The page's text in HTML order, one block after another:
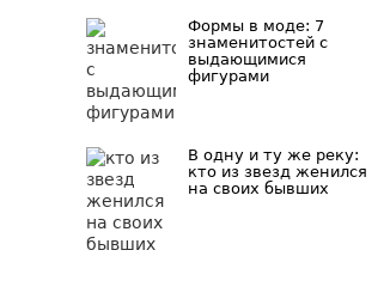
Формы в моде: 7
знаменитостей с
выдающимися
фигурами
В одну и ту же реку:
кто из звезд женился
на своих бывших